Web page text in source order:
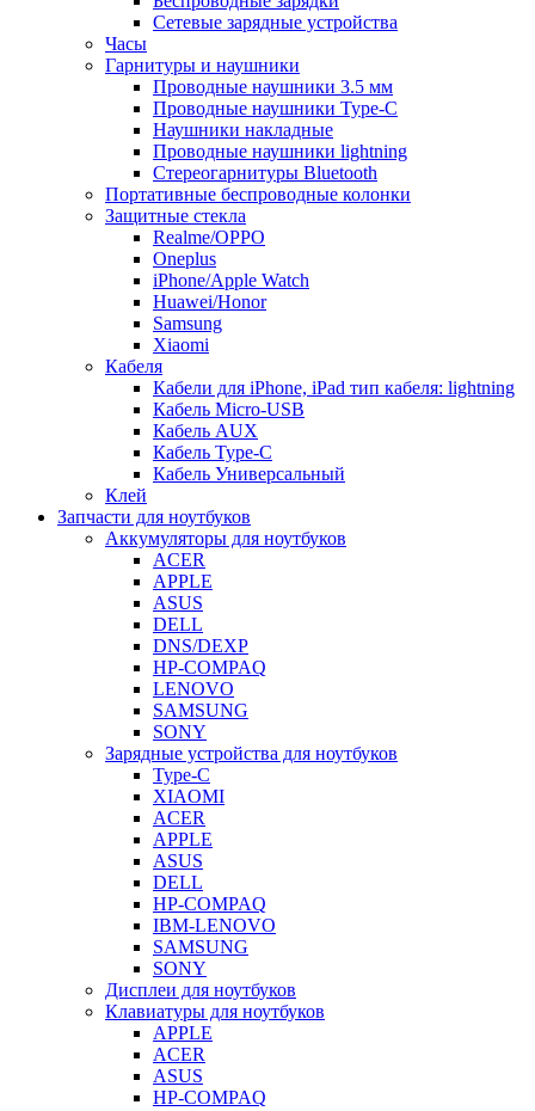
Сетевые зарядные устройства
Часы
Гарнитуры и наушники
Проводные наушники 3.5 мм
Проводные наушники Type-C
Наушники накладные
Проводные наушники lightning
Стереогарнитуры Bluetooth
Портативные беспроводные колонки
Защитные стекла
Realme/OPPO
Oneplus
iPhone/Apple Watch
Huawei/Honor
Samsung
Xiaomi
Кабеля
Кабели для iPhone, iPad тип кабеля: lightning
Кабель Micro-USB
Кабель AUX
Кабель Type-C
Кабель Универсальный
Клей
Запчасти для ноутбуков
Аккумуляторы для ноутбуков
ACER
APPLE
ASUS
DELL
DNS/DEXP
HP-COMPAQ
LENOVO
SAMSUNG
SONY
Зарядные устройства для ноутбуков
Type-C
XIAOMI
ACER
APPLE
ASUS
DELL
HP-COMPAQ
IBM-LENOVO
SAMSUNG
SONY
Дисплеи для ноутбуков
Клавиатуры для ноутбуков
APPLE
ACER
ASUS
HP-COMPAQ